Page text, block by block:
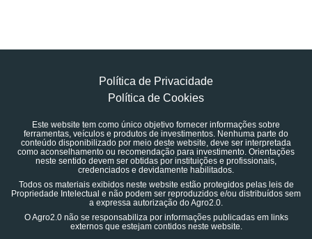
Política de Privacidade
Política de Cookies
Este website tem como único objetivo fornecer informações sobre
ferramentas, veículos e produtos de investimentos. Nenhuma parte do
conteúdo disponibilizado por meio deste website, deve ser interpretada
como aconselhamento ou recomendação para investimento. Orientações
neste sentido devem ser obtidas por instituições e profissionais,
credenciados e devidamente habilitados.
Todos os materiais exibidos neste website estão protegidos pelas leis de
Propriedade Intelectual e não podem ser reproduzidos e/ou distribuídos sem
a expressa autorização do Agro2.0.
O Agro2.0 não se responsabiliza por informações publicadas em links
externos que estejam contidos neste website.